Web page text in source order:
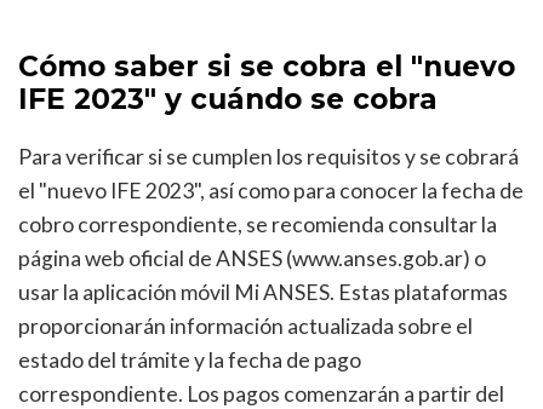
Cómo saber si se cobra el "nuevo
IFE 2023" y cuándo se cobra
Para verificar si se cumplen los requisitos y se cobrará
el "nuevo IFE 2023", así como para conocer la fecha de
cobro correspondiente, se recomienda consultar la
página web oficial de ANSES (www.anses.gob.ar) o
usar la aplicación móvil Mi ANSES. Estas plataformas
proporcionarán información actualizada sobre el
estado del trámite y la fecha de pago
correspondiente. Los pagos comenzarán a partir del